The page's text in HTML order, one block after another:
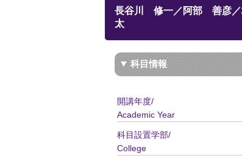
長谷川 修一／阿部 善彦
太
科目情報
開講年度/
Academic Year
科目設置学部/
College